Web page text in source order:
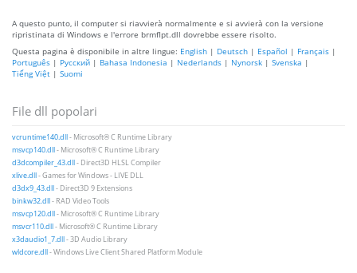
A questo punto, il computer si riavvierà normalmente e si avvierà con la versione
ripristinata di Windows e l'errore brmflpt.dll dovrebbe essere risolto.
Questa pagina è disponibile in altre lingue: English | Deutsch | Español | Français |
Português | Русский | Bahasa Indonesia | Nederlands | Nynorsk | Svenska |
Tiếng Việt | Suomi
File dll popolari
vcruntime140.dll- Microsoft® C Runtime Library
msvcp140.dll- Microsoft® C Runtime Library
d3dcompiler_43.dll- Direct3D HLSL Compiler
xlive.dll- Games for Windows - LIVE DLL
d3dx9_43.dll- Direct3D 9 Extensions
binkw32.dll- RAD Video Tools
msvcp120.dll- Microsoft® C Runtime Library
msvcr110.dll- Microsoft® C Runtime Library
x3daudio1_7.dll- 3D Audio Library
wldcore.dll- Windows Live Client Shared Platform Module